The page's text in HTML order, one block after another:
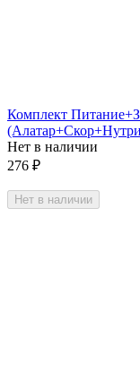
Комплект
Нет в наличии
276 ₽
Нет в наличии